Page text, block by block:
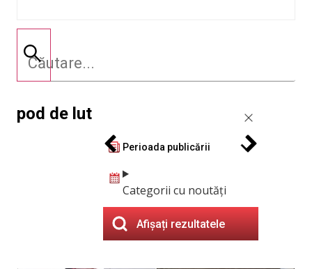
pod de lut
Perioada publicării
Categorii cu noutăți
Afișați rezultatele